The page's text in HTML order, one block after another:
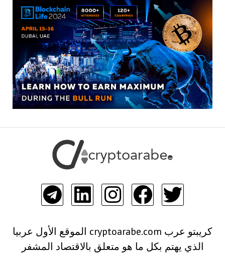
كريبتو عرب cryptoarabe.com الموقع الأول عربيا
الذي يهتم بكل ما هو متعلق بالاقتصاد المشفر